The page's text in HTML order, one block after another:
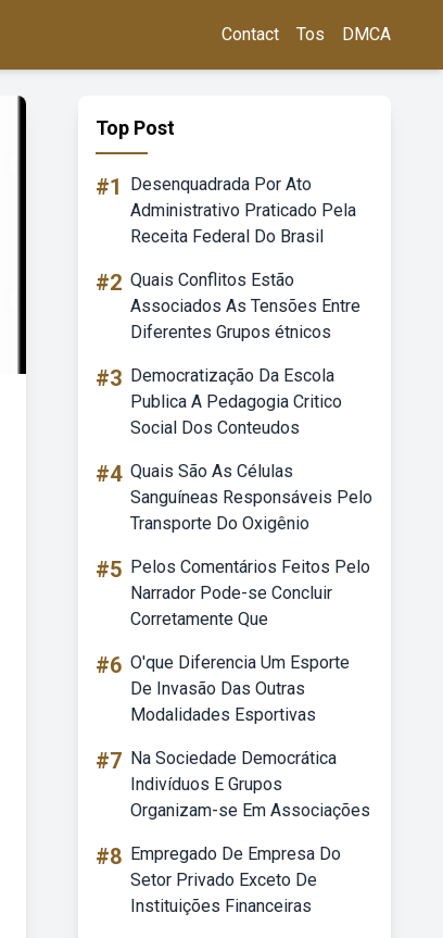
Contact Tos DMCA
Top Post
#1
Desenquadrada Por Ato
Administrativo Praticado Pela
Receita Federal Do Brasil
#2 Quais Conflitos Estão
Associados As Tensões Entre
Diferentes Grupos étnicos
#3 Democratização Da Escola
Publica A Pedagogia Critico
Social Dos Conteudos
#4 Quais São As Células
Sanguíneas Responsáveis Pelo
Transporte Do Oxigênio
#5 Pelos Comentários Feitos Pelo
Narrador Pode-se Concluir
Corretamente Que
#6 O'que Diferencia Um Esporte
De Invasão Das Outras
Modalidades Esportivas
#7 Na Sociedade Democrática
Indivíduos E Grupos
Organizam-se Em Associações
#8 Empregado De Empresa Do
Setor Privado Exceto De
Instituições Financeiras